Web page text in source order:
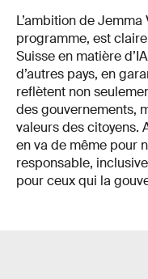
L’ambition de
programme, est
Suisse en matière
d’autres pays, en
reflètent non
des gouvernements,
valeurs des citoyens.
en va de même pour
responsable,
pour ceux qui la